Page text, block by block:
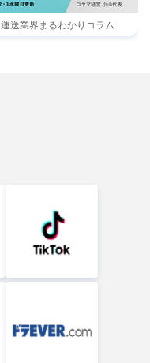
運送業界まるわかりコラム